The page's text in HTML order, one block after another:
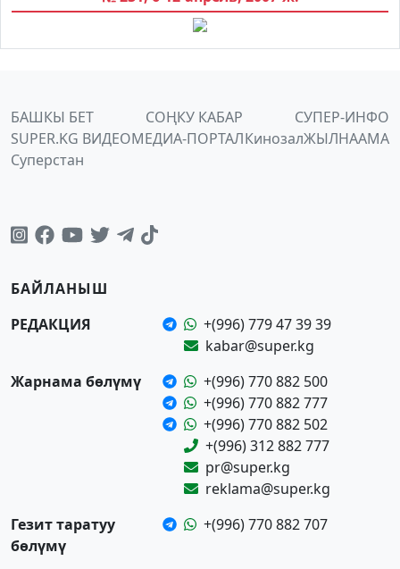
БАШКЫ БЕТ СОҢКУ КАБАР
СУПЕР-ИНФО
SUPER.KG ВИДЕОМЕДИА-ПОРТАЛКинозалЖЫЛНААМА
Суперстан
БАЙЛАНЫШ
РЕДАКЦИЯ
+(996) 779 47 39 39
kabar@super.kg
Жарнама бөлүмү
+(996) 770 882 500
+(996) 770 882 777
+(996) 770 882 502
+(996) 312 882 777
pr@super.kg
reklama@super.kg
Гезит таратуу
бөлүмү
+(996) 770 882 707